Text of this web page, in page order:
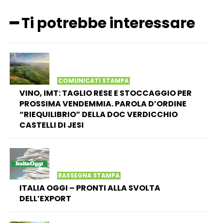
━ Ti potrebbe interessare
COMUNICATI STAMPA
VINO, IMT: TAGLIO RESE E STOCCAGGIO PER
PROSSIMA VENDEMMIA. PAROLA D’ORDINE
“RIEQUILIBRIO” DELLA DOC VERDICCHIO
CASTELLI DI JESI
RASSEGNA STAMPA
ITALIA OGGI – PRONTI ALLA SVOLTA
DELL’EXPORT